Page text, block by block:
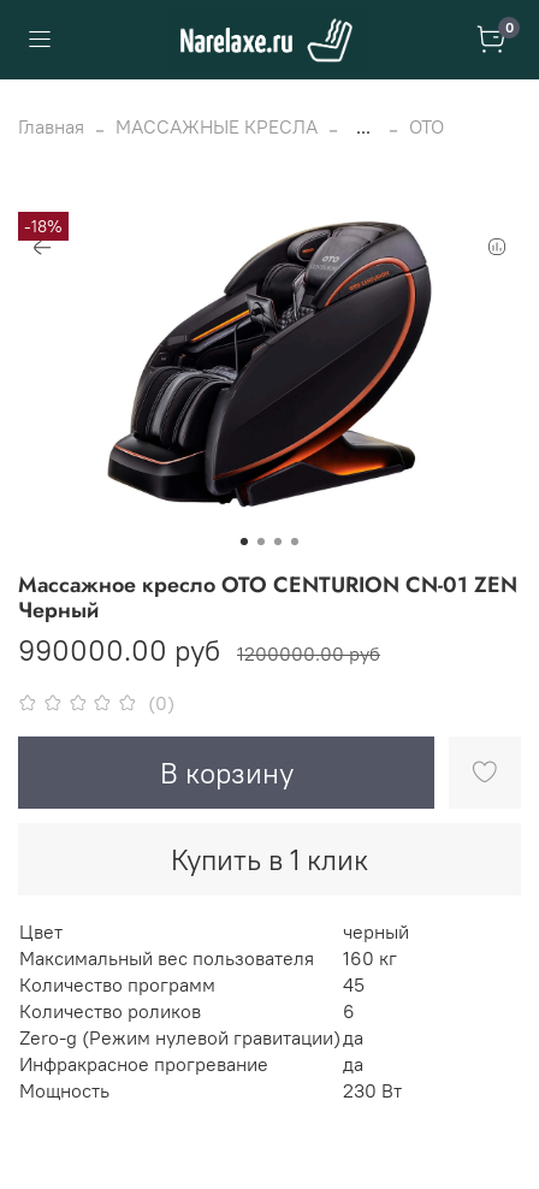
0
Главная МАССАЖНЫЕ КРЕСЛА ... OTO
-18%
(0)
Массажное кресло OTO CENTURION CN-01 ZEN
Черный
990000.00 руб 1200000.00 руб
В корзину
Купить в 1 клик
Цвет
черный
Максимальный вес пользователя
160 кг
Количество программ
45
Количество роликов
6
Zero-g (Режим нулевой гравитации)да
Инфракрасное прогревание
да
Мощность
230 Вт